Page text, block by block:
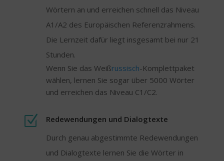
Wörtern an und erreichen schnell das Niveau
A1/A2 des Europäischen Referenzrahmens.
Die Lernzeit dafür liegt insgesamt bei nur 21
Stunden.
Wenn Sie das Weißrussisch-Komplettpaket
wählen, lernen Sie sogar über 5000 Wörter
und erreichen das Niveau C1/C2.
Z
Redewendungen und Dialogtexte
Durch genau abgestimmte Redewendungen
und Dialogtexte lernen Sie die Wörter in